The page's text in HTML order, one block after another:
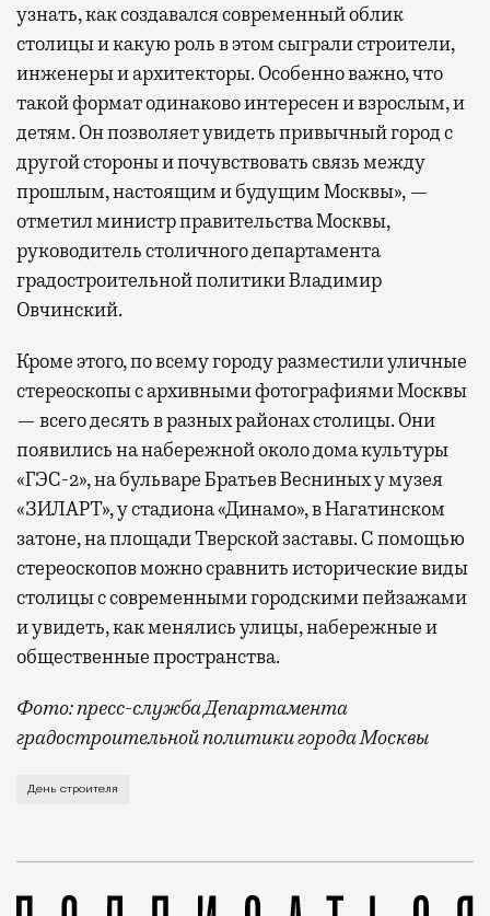
узнать, как создавался современный облик
столицы и какую роль в этом сыграли строители,
инженеры и архитекторы. Особенно важно, что
такой формат одинаково интересен и взрослым, и
детям. Он позволяет увидеть привычный город с
другой стороны и почувствовать связь между
прошлым, настоящим и будущим Москвы», —
отметил министр правительства Москвы,
руководитель столичного департамента
градостроительной политики Владимир
Овчинский.
Кроме этого, по всему городу разместили уличные
стереоскопы с архивными фотографиями Москвы
— всего десять в разных районах столицы. Они
появились на набережной около дома культуры
«ГЭС-2», на бульваре Братьев Весниных у музея
«ЗИЛАРТ», у стадиона «Динамо», в Нагатинском
затоне, на площади Тверской заставы. С помощью
стереоскопов можно сравнить исторические виды
столицы с современными городскими пейзажами
и увидеть, как менялись улицы, набережные и
общественные пространства.
Фото: пресс-служба Департамента
градостроительной политики города Москвы
В этом году профессиональный праздник День
День строителя